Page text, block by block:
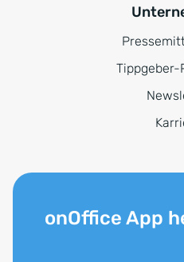
Tippgeber-
onOffice App